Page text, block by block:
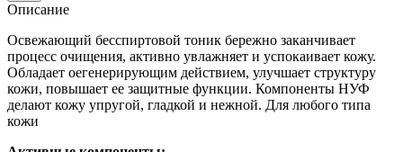
Описание
Освежающий бесспиртовой тоник бережно заканчивает
процесс очищения, активно увлажняет и успокаивает кожу.
Обладает оегенерирующим действием, улучшает структуру
кожи, повышает ее защитные функции. Компоненты НУФ
делают кожу упругой, гладкой и нежной. Для любого типа
кожи